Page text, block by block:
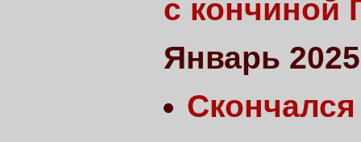
с кончиной
Январь 2025